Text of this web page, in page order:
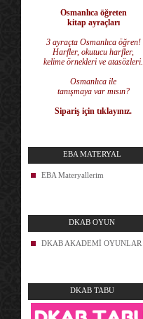
Osmanlıca öğreten
kitap ayraçları
3 ayraçta Osmanlıca öğren!
Harfler, okutucu harfler,
kelime örnekleri ve atasözleri.
Osmanlıca ile
tanışmaya var mısın?
Sipariş için tıklayınız.
EBA MATERYAL
EBA Materyallerim
DKAB OYUN
DKAB AKADEMİ OYUNLAR
DKAB TABU